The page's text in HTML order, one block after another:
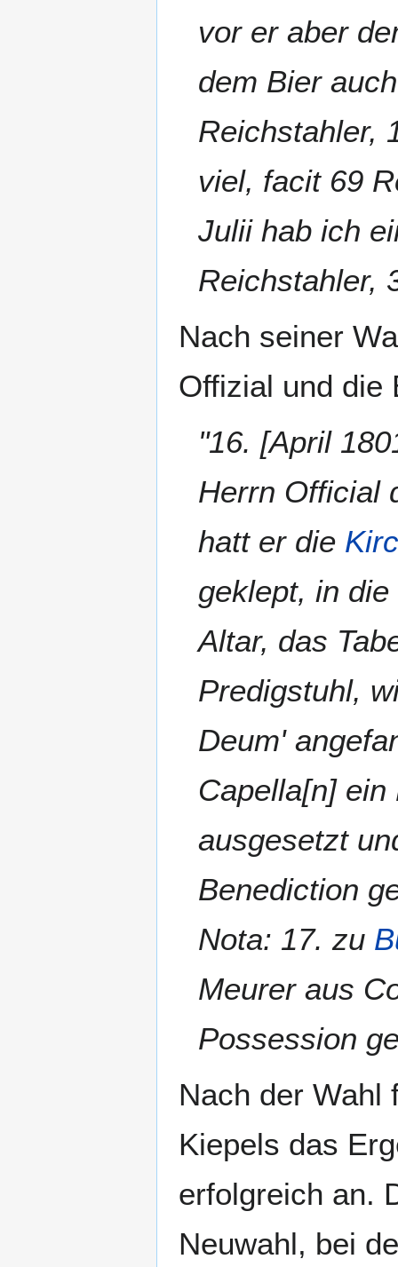
vor er aber
dem Bier
Reichstahler,
viel, facit 69
Julii hab ich
Reichstahler,
Nach seiner
Offizial und die
"16. [April
Herrn Official
hatt er die
geklept, in
Altar, das
Predigstuhl,
Deum'
Capella[n]
ausgesetzt
Benediction
Nota: 17. zu
Meurer aus
Possession
Nach der Wahl
Kiepels das
erfolgreich an.
Neuwahl, bei